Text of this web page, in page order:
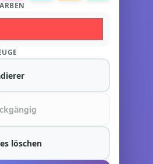
löschen